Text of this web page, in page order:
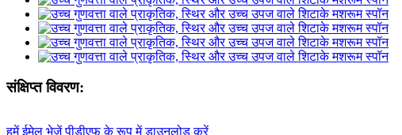
संक्षिप्त विवरण:
हमें ईमेल भेजें पीडीएफ के रूप में डाउनलोड करें